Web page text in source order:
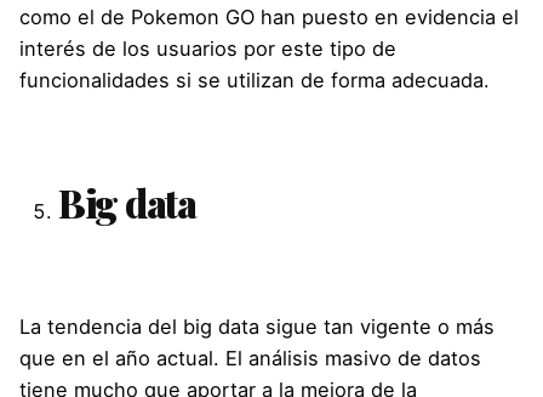
como el de Pokemon GO han puesto en evidencia el
interés de los usuarios por este tipo de
funcionalidades si se utilizan de forma adecuada.
Big data
La tendencia del big data sigue tan vigente o más
que en el año actual. El análisis masivo de datos
tiene mucho que aportar a la mejora de la